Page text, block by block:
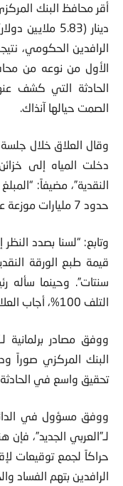
أقر محافظ البنك
دينار (5.83
الرافدين الحكومي،
الأول من نوعه من
الحادثة التي كشف
الصمت حيالها آنذاك.
وقال العلاق خلال جلسة
دخلت المياه إلى
حدود 7 مليارات موزعة على أوراق بفئات مختلفة”.
وتابع: “لسنا بصدد
سنتات”. وحينما سأله
التلف 100%، أجاب العلاق: نعم”.
ووفق مصادر برلمانية
البنك المركزي صوراً
تحقيق واسع في
ووفق مسؤول في
لـ”العربي الجديد”، فإن
حراكاً لجمع توقيعات
الرافدين بتهم الفساد